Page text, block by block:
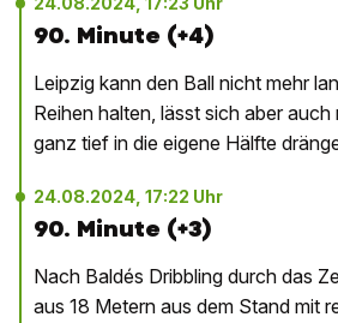
90. Minute (+4)
Leipzig kann den Ball nicht mehr
Reihen halten, lässt sich aber
ganz tief in die eigene Hälfte
24.08.2024, 17:22 Uhr
90. Minute (+3)
Nach Baldés Dribbling durch das
aus 18 Metern aus dem Stand mit